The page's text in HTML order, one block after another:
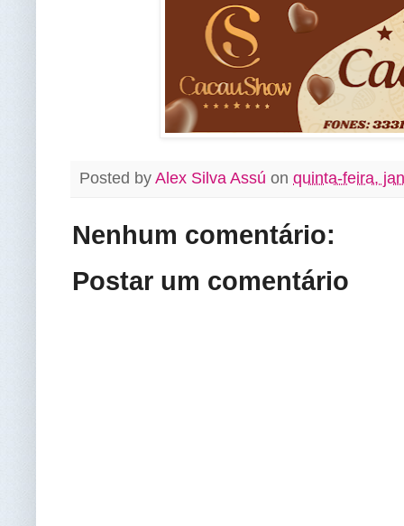
Posted by Alex Silva Assú on quinta-feira,
Nenhum comentário:
Postar um comentário